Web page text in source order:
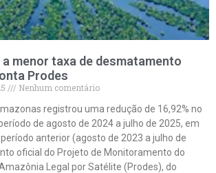
menor taxa de desmatamento
Prodes
Nenhum comentário
registrou uma redução de 16,92% no
de agosto de 2024 a julho de 2025, em
anterior (agosto de 2023 a julho de
oficial do Projeto de Monitoramento do
Legal por Satélite (Prodes), do